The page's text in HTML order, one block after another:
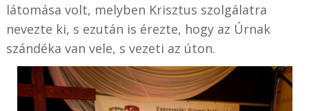
látomása volt, melyben Krisztus szolgálatra
nevezte ki, s ezután is érezte, hogy az Úrnak
szándéka van vele, s vezeti az úton.